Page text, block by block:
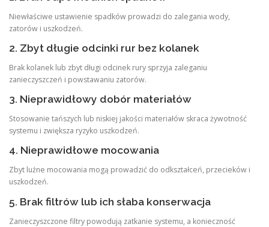
Niewłaściwe ustawienie spadków prowadzi do zalegania wody,
zatorów i uszkodzeń.
2. Zbyt długie odcinki rur bez kolanek
Brak kolanek lub zbyt długi odcinek rury sprzyja zaleganiu
zanieczyszczeń i powstawaniu zatorów.
3. Nieprawidłowy dobór materiałów
Stosowanie tańszych lub niskiej jakości materiałów skraca żywotność
systemu i zwiększa ryzyko uszkodzeń.
4. Nieprawidłowe mocowania
Zbyt luźne mocowania mogą prowadzić do odkształceń, przecieków i
uszkodzeń.
5. Brak filtrów lub ich słaba konserwacja
Zanieczyszczone filtry powodują zatkanie systemu, a konieczność